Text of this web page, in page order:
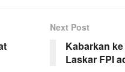
Next Post
Kabarkan
Laskar FPI